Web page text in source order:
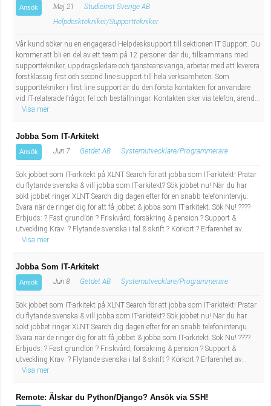
Administrativ assistent
Lärare i gymnasiet
Ansök Maj 21
Studieinst Sverige AB
Helpdesktekniker/Supporttekniker
Vår kund söker nu en engagerad Helpdesksupport till sektionen IT Support. Du
kommer att bli en del av ett team på 12 personer där du, tillsammans med
supporttekniker, uppdragsledare och tjänsteansvariga, arbetar med att leverera
förstklassig first och second line support till hela verksamheten. Som
supporttekniker i first line support är du den första kontakten för användare
vid IT-relaterade frågor, fel och beställningar. Kontakten sker via telefon, ärend...
Visa mer
Jobba Som IT-Arkitekt
Ansök Jun 7 Getdet AB Systemutvecklare/Programmerare
Sök jobbet som IT-arkitekt på XLNT Search för att jobba som IT-arkitekt! Pratar
du flytande svenska & vill jobba som IT-arkitekt? Sök jobbet nu! När du har
sökt jobbet ringer XLNT Search dig dagen efter för en snabb telefonintervju.
Svara när de ringer dig för att få jobbet & jobba som IT-arkitekt. Sök Nu! ????
Erbjuds: ? Fast grundlön ? Friskvård, försäkring & pension ? Support &
utveckling Krav: ? Flytande svenska i tal & skrift ? Körkort ? Erfarenhet av...
Visa mer
Jobba Som IT-Arkitekt
Ansök Jun 8 Getdet AB Systemutvecklare/Programmerare
Sök jobbet som IT-arkitekt på XLNT Search för att jobba som IT-arkitekt! Pratar
du flytande svenska & vill jobba som IT-arkitekt? Sök jobbet nu! När du har
sökt jobbet ringer XLNT Search dig dagen efter för en snabb telefonintervju.
Svara när de ringer dig för att få jobbet & jobba som IT-arkitekt. Sök Nu! ????
Erbjuds: ? Fast grundlön ? Friskvård, försäkring & pension ? Support &
utveckling Krav: ? Flytande svenska i tal & skrift ? Körkort ? Erfarenhet av...
Visa mer
Remote: Älskar du Python/Django? Ansök via SSH!